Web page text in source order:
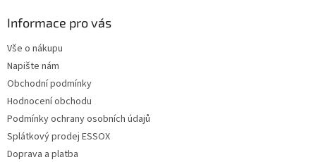
Informace pro vás
Vše o nákupu
Napište nám
Obchodní podmínky
Hodnocení obchodu
Podmínky ochrany osobních údajů
Splátkový prodej ESSOX
Doprava a platba